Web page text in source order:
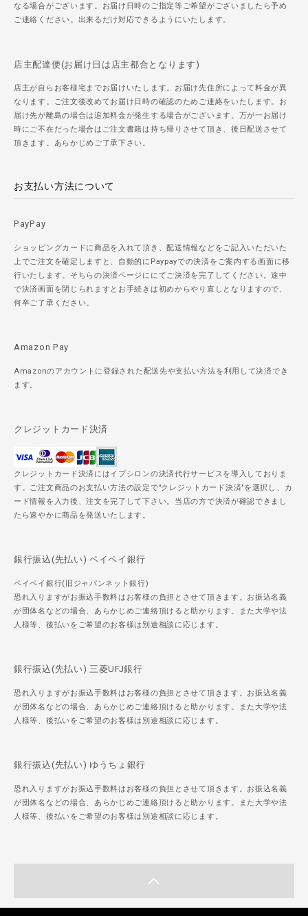
なる場合がございます。お届け日時のご指定等ご希望がございましたら予め
ご連絡ください。出来るだけ対応できるようにいたします。
店主配達便(お届け日は店主都合となります)
店主が自らお客様宅までお届けいたします。お届け先住所によって料金が異
なります。ご注文後改めてお届け日時の確認のためご連絡をいたします。お
届け先が離島の場合は追加料金が発生する場合がございます。万が一お届け
時にご不在だった場合はご注文書籍は持ち帰りさせて頂き、後日配送させて
頂きます。あらかじめご了承下さい。
お支払い方法について
PayPay
ショッピングカードに商品を入れて頂き、配送情報などをご記入いただいた
上でご注文を確定しますと、自動的にPaypayでの決済をご案内する画面に移
行いたします。そちらの決済ページににてご決済を完了してください。途中
で決済画面を閉じられますとお手続きは初めからやり直しとなりますので、
何卒ご了承ください。
Amazon Pay
Amazonのアカウントに登録された配送先や支払い方法を利用して決済でき
ます。
クレジットカード決済
クレジットカード決済にはイプシロンの決済代行サービスを導入しておりま
す。ご注文商品のお支払い方法の設定で"クレジットカード決済"を選択し、カ
ード情報を入力後、注文を完了して下さい。当店の方で決済が確認できまし
たら速やかに商品を発送いたします。
銀行振込(先払い) ペイペイ銀行
ペイペイ銀行(旧ジャパンネット銀行)
恐れ入りますがお振込手数料はお客様の負担とさせて頂きます。お振込名義
が団体名などの場合、あらかじめご連絡頂けると助かります。また大学や法
人様等、後払いをご希望のお客様は別途相談に応じます。
銀行振込(先払い) 三菱UFJ銀行
恐れ入りますがお振込手数料はお客様の負担とさせて頂きます。お振込名義
が団体名などの場合、あらかじめご連絡頂けると助かります。また大学や法
人様等、後払いをご希望のお客様は別途相談に応じます。
銀行振込(先払い) ゆうちょ銀行
恐れ入りますがお振込手数料はお客様の負担とさせて頂きます。お振込名義
が団体名などの場合、あらかじめご連絡頂けると助かります。また大学や法
人様等、後払いをご希望のお客様は別途相談に応じます。